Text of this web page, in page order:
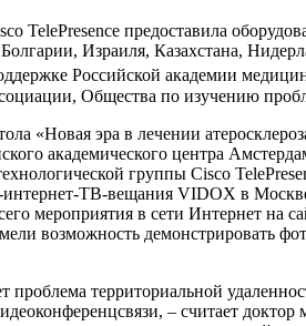
TelePresence предоставила
Израиля, Казахстана,
Российской академии
Общества по изучению
«Новая эра в лечении
академического центра
группы Cisco
интернет-ТВ-вещания VIDOX в
мероприятия в сети Интернет на
возможность демонстрировать
проблема территориальной
– считает